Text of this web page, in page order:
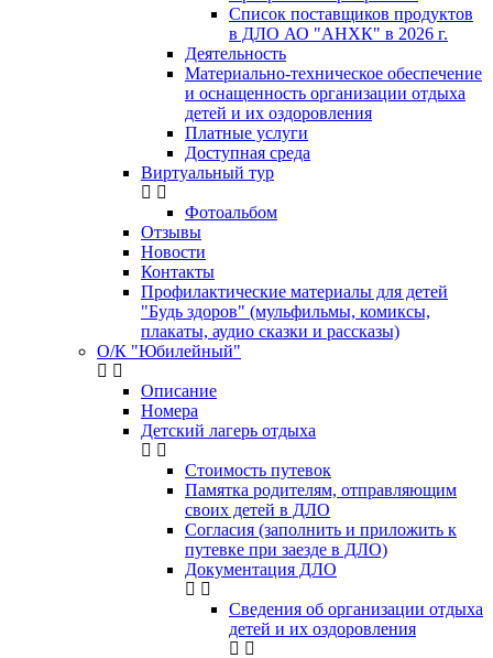
Список поставщиков продуктов
в ДЛО АО "АНХК" в 2026 г.
Деятельность
Материально-техническое обеспечение
и оснащенность организации отдыха
детей и их оздоровления
Платные услуги
Доступная среда
Виртуальный тур
Фотоальбом
Отзывы
Новости
Контакты
Профилактические материалы для детей
"Будь здоров" (мульфильмы, комиксы,
плакаты, аудио сказки и рассказы)
О/К "Юбилейный"
Описание
Номера
Детский лагерь отдыха
Стоимость путевок
Памятка родителям, отправляющим
своих детей в ДЛО
Согласия (заполнить и приложить к
путевке при заезде в ДЛО)
Документация ДЛО
Сведения об организации отдыха
детей и их оздоровления